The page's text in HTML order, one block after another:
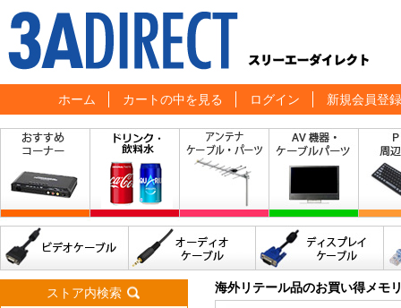
ホーム カートの中を見る ログイン 新規会員登録
ストア内検索 海外リテール品のお買い得メモ